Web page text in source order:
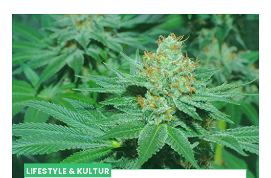
LIFESTYLE & KULTUR